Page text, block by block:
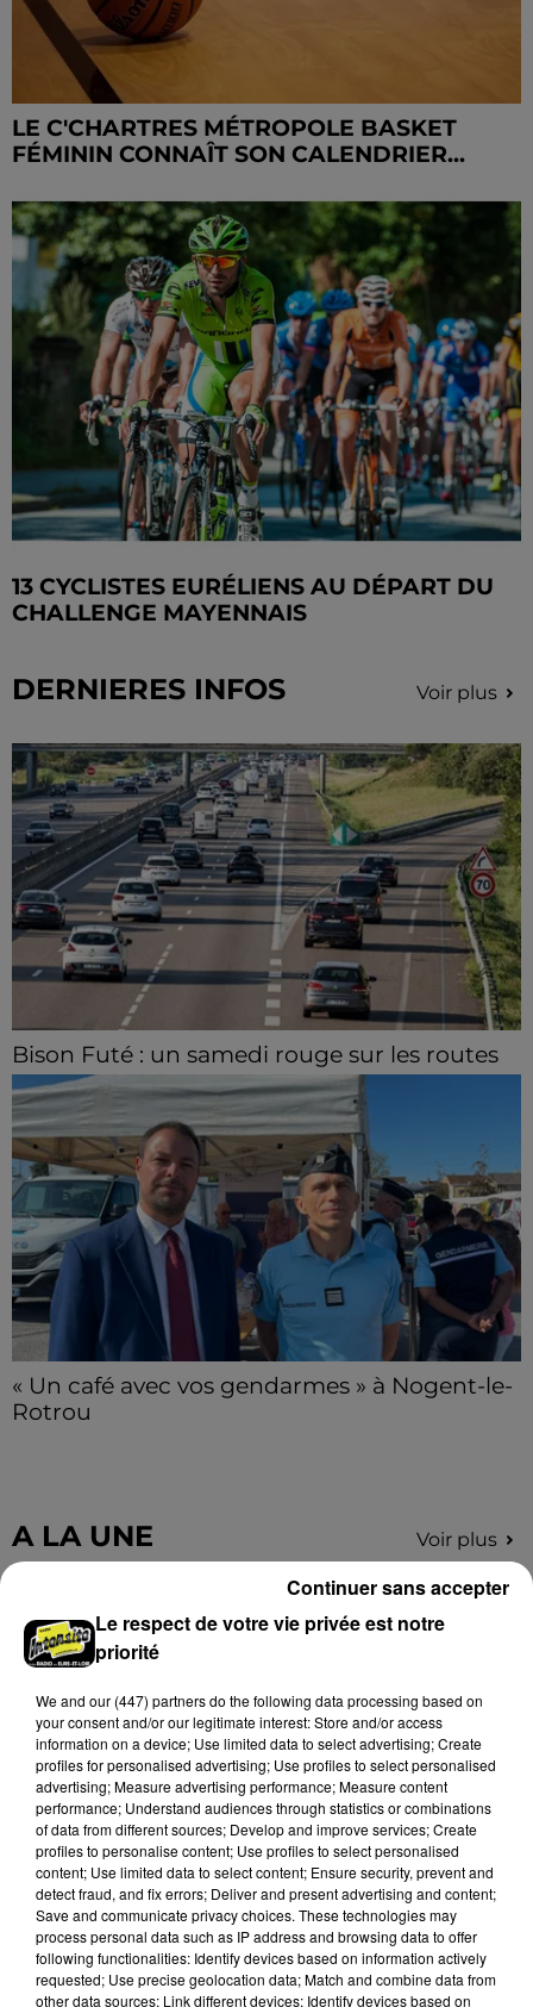
LE C'CHARTRES MÉTROPOLE BASKET
FÉMININ CONNAÎT SON CALENDRIER...
13 CYCLISTES EURÉLIENS AU DÉPART DU
CHALLENGE MAYENNAIS
DERNIERES INFOS Voir plus
Bison Futé : un samedi rouge sur les routes
C'est l'un des week-ends les plus chargés de l'été,
avec des départs aussi importants que les retours.
« Un café avec vos gendarmes » à Nogent-le-
Rotrou
A LA UNE Voir plus
Bison Futé : un samedi rouge sur les routes
C'est l'un des week-ends les plus chargés de l'été,
avec des départs aussi importants que les retours.
Le respect de votre vie privée est notre
priorité
We and our (447) partnersdo the following data processing based on
your consent and/or our legitimate interest: Store and/or access
information on a device; Use limited data to select advertising; Create
profiles for personalised advertising; Use profiles to select personalised
advertising; Measure advertising performance; Measure content
performance; Understand audiences through statistics or combinations
of data from different sources; Develop and improve services; Create
profiles to personalise content; Use profiles to select personalised
content; Use limited data to select content; Ensure security, prevent and
detect fraud, and fix errors; Deliver and present advertising and content;
Save and communicate privacy choices. These technologies may
process personal data such as IP address and browsing data to offer
following functionalities: Identify devices based on information actively
requested; Use precise geolocation data; Match and combine data from
other data sources; Link different devices; Identify devices based on
Continuer sans accepter